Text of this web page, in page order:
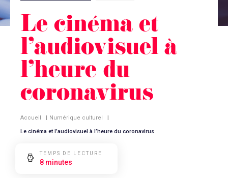
Le cinéma et
l’audiovisuel à
l’heure du
coronavirus
Accueil | Numérique culturel |
Le cinéma et l’audiovisuel à l’heure du coronavirus
TEMPS DE LECTURE
8 minutes